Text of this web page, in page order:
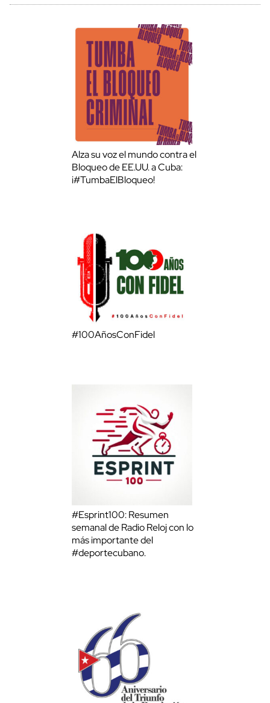
Alza su voz el mundo contra el
Bloqueo de EE.UU. a Cuba:
¡#TumbaElBloqueo!
#100AñosConFidel
#Esprint100: Resumen
semanal de Radio Reloj con lo
más importante del
#deportecubano.